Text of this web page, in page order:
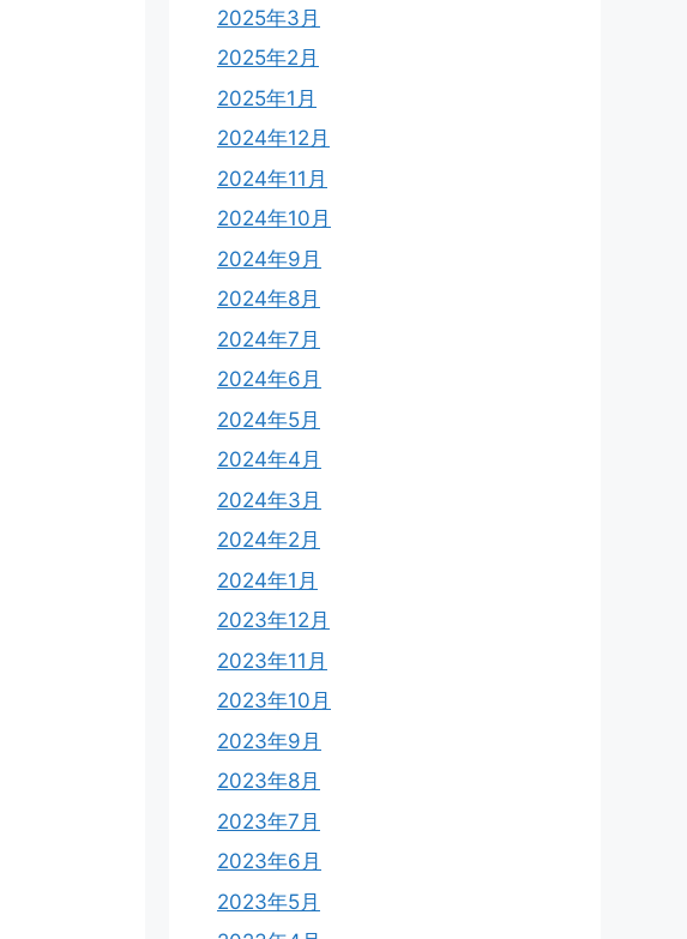
2025年3月
2025年2月
2025年1月
2024年12月
2024年11月
2024年10月
2024年9月
2024年8月
2024年7月
2024年6月
2024年5月
2024年4月
2024年3月
2024年2月
2024年1月
2023年12月
2023年11月
2023年10月
2023年9月
2023年8月
2023年7月
2023年6月
2023年5月